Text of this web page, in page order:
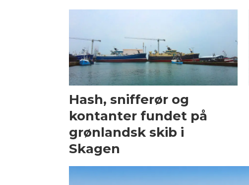
Hash, snifferør og
kontanter fundet på
grønlandsk skib i
Skagen